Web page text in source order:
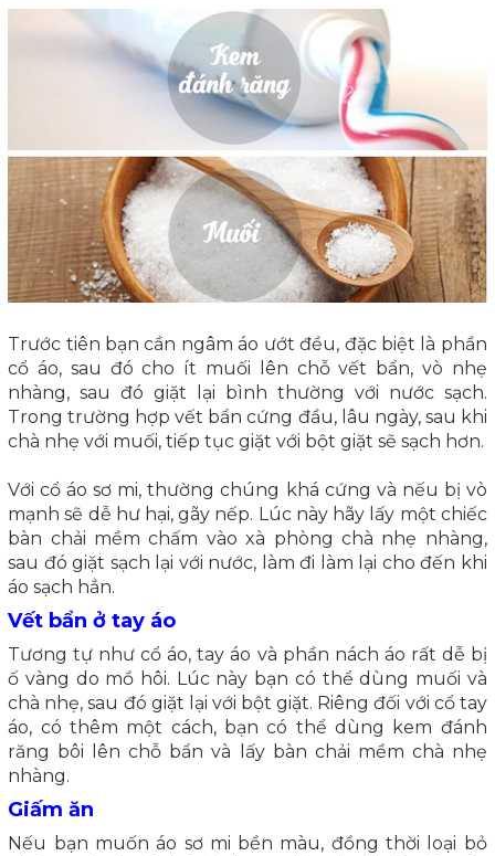
Trước tiên bạn cần ngâm áo ướt đều, đặc biệt là phần
cổ áo, sau đó cho ít muối lên chỗ vết bẩn, vò nhẹ
nhàng, sau đó giặt lại bình thường với nước sạch.
Trong trường hợp vết bẩn cứng đầu, lâu ngày, sau khi
chà nhẹ với muối, tiếp tục giặt với bột giặt sẽ sạch hơn.
Với cổ áo sơ mi, thường chúng khá cứng và nếu bị vò
mạnh sẽ dễ hư hại, gãy nếp. Lúc này hãy lấy một chiếc
bàn chải mềm chấm vào xà phòng chà nhẹ nhàng,
sau đó giặt sạch lại với nước, làm đi làm lại cho đến khi
áo sạch hẳn.
Vết bẩn ở tay áo
Tương tự như cổ áo, tay áo và phần nách áo rất dễ bị
ố vàng do mồ hôi. Lúc này bạn có thể dùng muối và
chà nhẹ, sau đó giặt lại với bột giặt. Riêng đối với cổ tay
áo, có thêm một cách, bạn có thể dùng kem đánh
răng bôi lên chỗ bẩn và lấy bàn chải mềm chà nhẹ
nhàng.
Giấm ăn
Nếu bạn muốn áo sơ mi bền màu, đồng thời loại bỏ